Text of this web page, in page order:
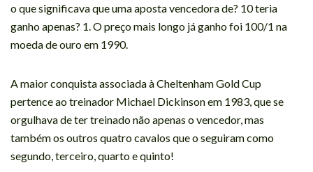
o que significava que uma aposta vencedora de? 10 teria
ganho apenas? 1. O preço mais longo já ganho foi 100/1 na
moeda de ouro em 1990.
A maior conquista associada à Cheltenham Gold Cup
pertence ao treinador Michael Dickinson em 1983, que se
orgulhava de ter treinado não apenas o vencedor, mas
também os outros quatro cavalos que o seguiram como
segundo, terceiro, quarto e quinto!